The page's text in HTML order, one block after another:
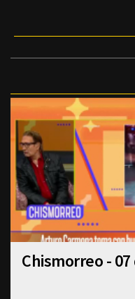
Chismorreo -